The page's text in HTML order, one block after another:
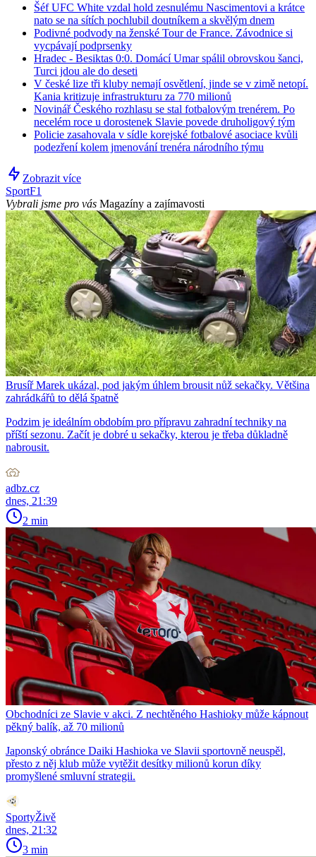
Šéf UFC White vzdal hold zesnulému Nascimentovi a krátce
nato se na sítích pochlubil doutníkem a skvělým dnem
Podivné podvody na ženské Tour de France. Závodnice si
vycpávají podprsenky
Hradec - Besiktas 0:0. Domácí Umar spálil obrovskou šanci,
Turci jdou ale do deseti
V české lize tři kluby nemají osvětlení, jinde se v zimě netopí.
Kania kritizuje infrastrukturu za 770 milionů
Novinář Českého rozhlasu se stal fotbalovým trenérem. Po
necelém roce u dorostenek Slavie povede druholigový tým
Policie zasahovala v sídle korejské fotbalové asociace kvůli
podezření kolem jmenování trenéra národního týmu
Zobrazit více
SportF1
Vybrali jsme pro vás Magazíny a zajímavosti
Brusíř Marek ukázal, pod jakým úhlem brousit nůž sekačky. Většina
zahrádkářů to dělá špatně
Podzim je ideálním obdobím pro přípravu zahradní techniky na
příští sezonu. Začít je dobré u sekačky, kterou je třeba důkladně
nabrousit.
adbz.cz
dnes, 21:39
2 min
Obchodníci ze Slavie v akci. Z nechtěného Hashioky může kápnout
pěkný balík, až 70 milionů
Japonský obránce Daiki Hashioka ve Slavii sportovně neuspěl,
přesto z něj klub může vytěžit desítky milionů korun díky
promyšlené smluvní strategii.
SportyŽivě
dnes, 21:32
3 min